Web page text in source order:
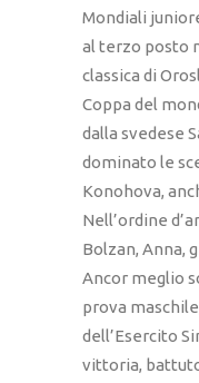
Mondiali
al terzo posto
classica di
Coppa del
dalla svedese
dominato le
Konohova,
Nell’ordine
Bolzan, Anna,
Ancor meglio
prova
dell’Esercito
vittoria,